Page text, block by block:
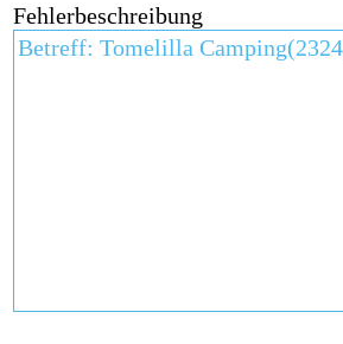
Fehlerbeschreibung